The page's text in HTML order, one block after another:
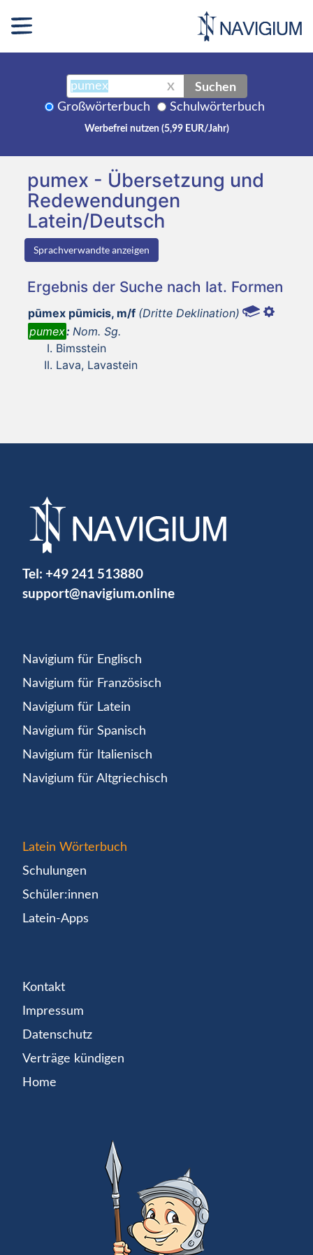
X Suchen
Großwörterbuch Schulwörterbuch
Werbefrei nutzen (5,99 EUR/Jahr)
pumex - Übersetzung und
Redewendungen
Latein/Deutsch
Sprachverwandte anzeigen
Ergebnis der Suche nach lat. Formen
pūmex pūmicis, m/f (Dritte Deklination)
pumex: Nom. Sg.
Bimsstein
Lava, Lavastein
Tel: +49 241 513880
support@navigium.online
Navigium für Englisch
Navigium für Französisch
Navigium für Latein
Navigium für Spanisch
Navigium für Italienisch
Navigium für Altgriechisch
Latein Wörterbuch
Schulungen
Schüler:innen
Latein-Apps
Kontakt
Impressum
Datenschutz
Verträge kündigen
Home